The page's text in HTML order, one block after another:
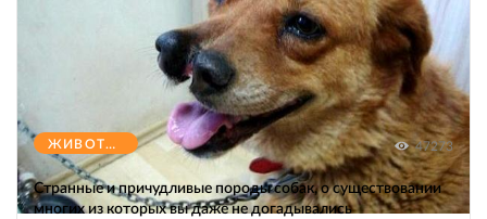
ЖИВОТНЫЕ 47273
Странные и причудливые породы собак, о существовании
многих из которых вы даже не догадывались